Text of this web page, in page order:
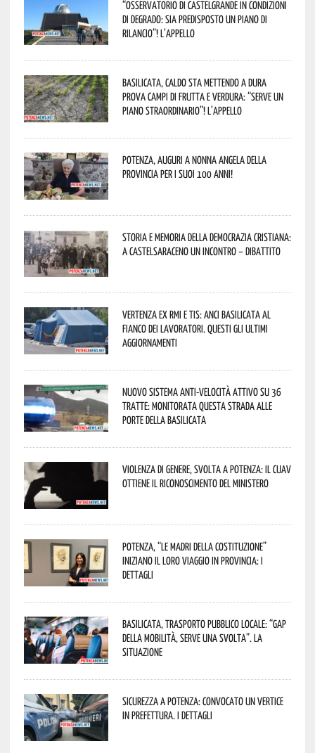
“Osservatorio di Castelgrande in condizioni
di degrado: sia predisposto un piano di
rilancio”! L’appello
Basilicata, caldo sta mettendo a dura
prova campi di frutta e verdura: “Serve un
piano straordinario”! L’appello
Potenza, auguri a nonna Angela della
provincia per i suoi 100 anni!
Storia e memoria della Democrazia Cristiana:
a Castelsaraceno un incontro – dibattito
Vertenza ex RMI e TIS: ANCI Basilicata al
fianco dei lavoratori. Questi gli ultimi
aggiornamenti
Nuovo sistema anti-velocità attivo su 36
tratte: monitorata questa strada alle
porte della Basilicata
Violenza di genere, svolta a Potenza: il CUAV
ottiene il riconoscimento del Ministero
Potenza, “Le Madri della Costituzione”
iniziano il loro viaggio in provincia: i
dettagli
Basilicata, trasporto pubblico locale: “Gap
della mobilità, serve una svolta”. La
situazione
Sicurezza a Potenza: convocato un vertice
in Prefettura. I dettagli